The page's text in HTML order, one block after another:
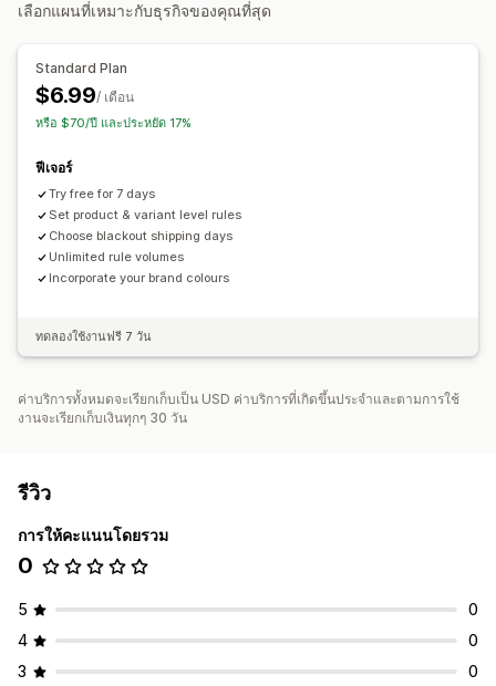
เลือกแผนที่เหมาะกับธุรกิจของคุณที่สุด
Standard Plan
$6.99/ เดือน
หรือ $70/ปี และประหยัด 17%
ฟีเจอร์
Try free for 7 days
Set product & variant level rules
Choose blackout shipping days
Unlimited rule volumes
Incorporate your brand colours
ทดลองใช้งานฟรี 7 วัน
ค่าบริการทั้งหมดจะเรียกเก็บเป็น USD ค่าบริการที่เกิดขึ้นประจำและตามการใช้
งานจะเรียกเก็บเงินทุกๆ 30 วัน
รีวิว
การให้คะแนนโดยรวม
0
5
0
4
0
3
0